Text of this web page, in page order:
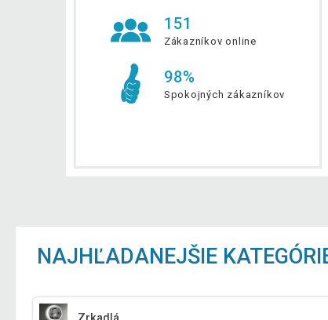
151
Zákazníkov online
98%
Spokojných zákazníkov
NAJHĽADANEJŠIE